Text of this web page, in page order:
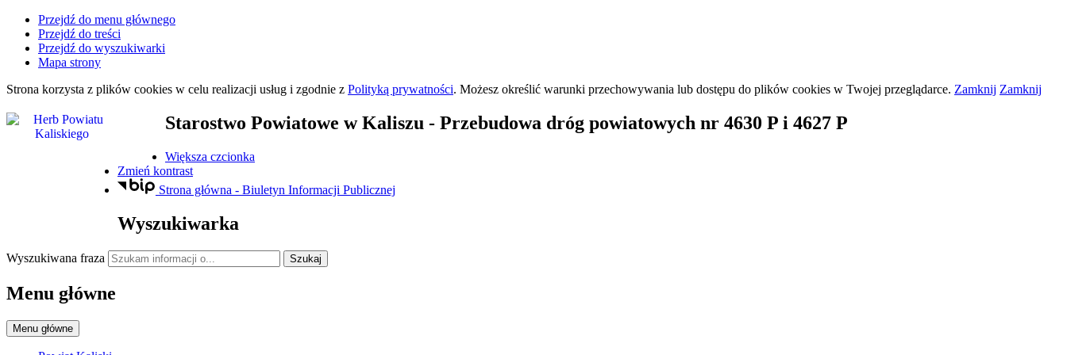
Przejdź do menu głównego
Przejdź do treści
Przejdź do wyszukiwarki
Mapa strony
Strona korzysta z plików cookies w celu realizacji usług i zgodnie z Polityką prywatności. Możesz określić warunki przechowywania lub dostępu do plików cookies w Twojej przeglądarce. Zamknij Zamknij
Starostwo Powiatowe w Kaliszu - Przebudowa dróg powiatowych nr 4630 P i 4627 P
Większa czcionka
Zmień kontrast
Strona główna - Biuletyn Informacji Publicznej
Wyszukiwarka
Wyszukiwana fraza Szukaj
Menu główne
Menu główne